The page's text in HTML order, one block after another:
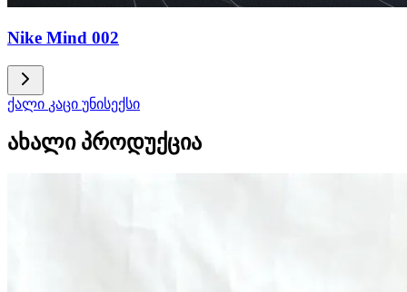
Nike Mind 002
ქალი კაცი უნისექსი
ახალი პროდუქცია